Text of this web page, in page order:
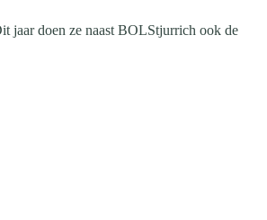
jaar doen ze naast BOLStjurrich ook de